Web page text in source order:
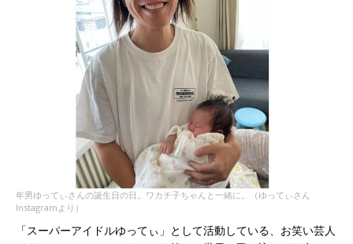
年男ゆってぃさんの誕生日の日。ワカチ子ちゃんと一緒に。（ゆってぃさん
Instagramより）
「スーパーアイドルゆってぃ」として活動している、お笑い芸人